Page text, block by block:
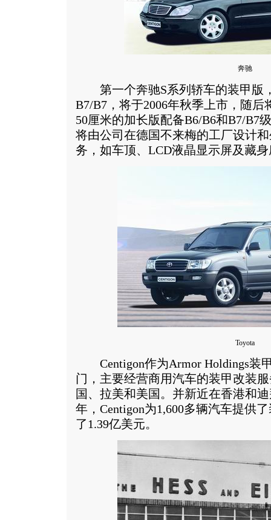
奔驰
第一个奔驰S系列轿车的装甲版
B7/B7，将于2006年秋季上市，随后
50厘米的加长版配备B6/B6和B7/B7
将由公司在德国不来梅的工厂设计
务，如车顶、LCD液晶显示屏及藏
Toyota
Centigon作为Armor Holdings装
门，主要经营商用汽车的装甲改装
国、拉美和美国。并新近在香港和
年，Centigon为1,600多辆汽车提供
了1.39亿美元。